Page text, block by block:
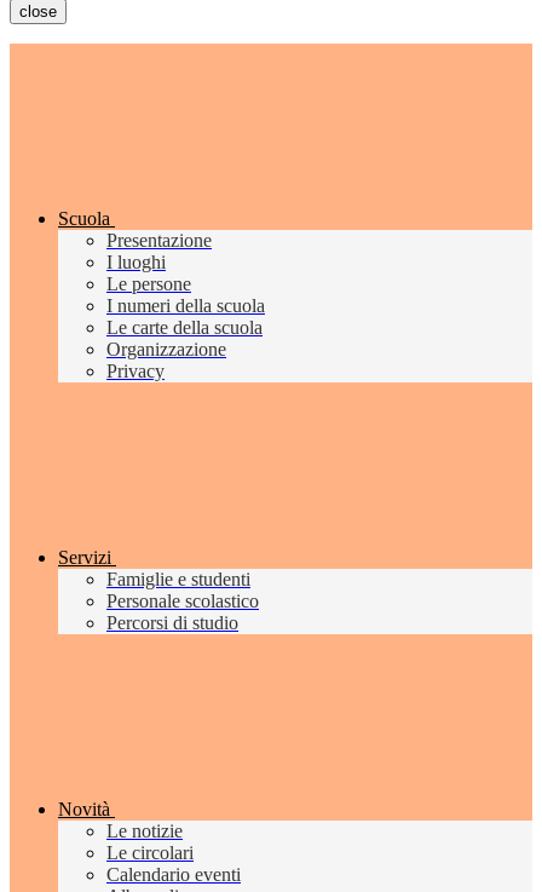
close
Scuola
Presentazione
I luoghi
Le persone
I numeri della scuola
Le carte della scuola
Organizzazione
Privacy
Servizi
Famiglie e studenti
Personale scolastico
Percorsi di studio
Novità
Le notizie
Le circolari
Calendario eventi